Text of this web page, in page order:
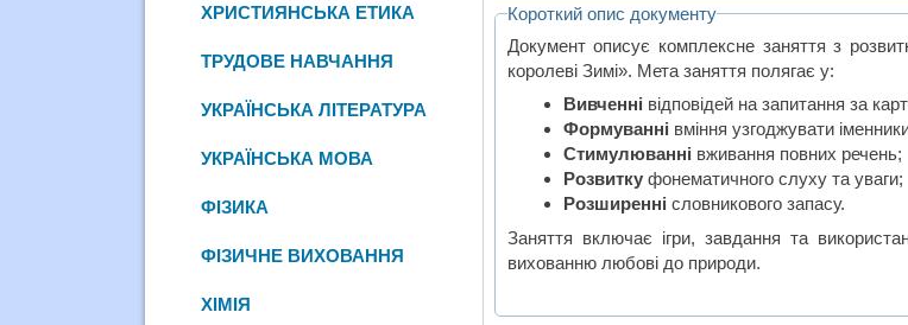
Короткий опис документу
Документ описує комплексне заняття з
королеві Зимі». Мета заняття полягає у:
Вивченні відповідей на запитання за
Формуванні вміння узгоджувати
Стимулюванні вживання повних речень;
Розвитку фонематичного слуху та уваги;
Розширенні словникового запасу.
Заняття включає ігри, завдання та
вихованню любові до природи.
ХРИСТИЯНСЬКА ЕТИКА
ТРУДОВЕ НАВЧАННЯ
УКРАЇНСЬКА ЛІТЕРАТУРА
УКРАЇНСЬКА МОВА
ФІЗИКА
ФІЗИЧНЕ ВИХОВАННЯ
ХІМІЯ